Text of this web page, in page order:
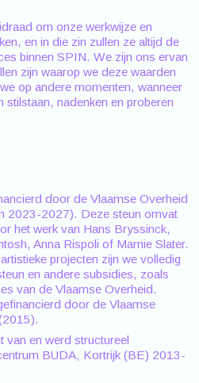
om onze werkwijze en
en in die zin zullen ze altijd de
binnen SPIN. We zijn ons ervan
zijn waarop we deze waarden
op andere momenten, wanneer
stilstaan, nadenken en proberen
door de Vlaamse Overheid
2023-2027). Deze steun omvat
het werk van Hans Bryssinck,
Anna Rispoli of Marnie Slater.
projecten zijn we volledig
en andere subsidies, zoals
van de Vlaamse Overheid.
door de Vlaamse
van en werd structureel
BUDA, Kortrijk (BE) 2013-